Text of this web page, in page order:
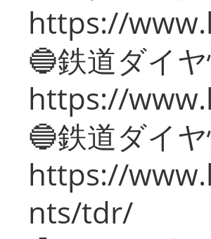
https://
🔵鉄道ダイ
https://
🔵鉄道ダイ
https://
nts/tdr/